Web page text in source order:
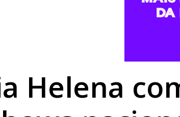
Comércio de rua de Umuarama segue
Helena